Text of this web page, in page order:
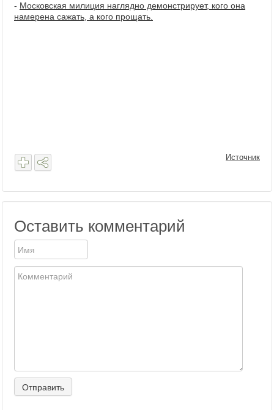
- Московская милиция наглядно демонстрирует, кого она
намерена сажать, а кого прощать.
Источник
Оставить комментарий